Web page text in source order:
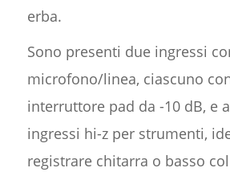
erba.
Sono presenti due ingressi
microfono/linea, ciascuno
interruttore pad da -10 dB, e
ingressi hi-z per strumenti,
registrare chitarra o basso